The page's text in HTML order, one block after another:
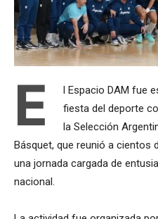
E
l Espacio DAM fue
fiesta del deporte
la Selección
Básquet, que reunió a cientos
una jornada cargada de
nacional.